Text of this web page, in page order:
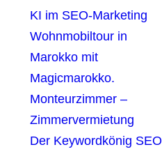
KI im SEO-Marketing
Wohnmobiltour in
Marokko mit
Magicmarokko.
Monteurzimmer –
Zimmervermietung
Der Keywordkönig SEO